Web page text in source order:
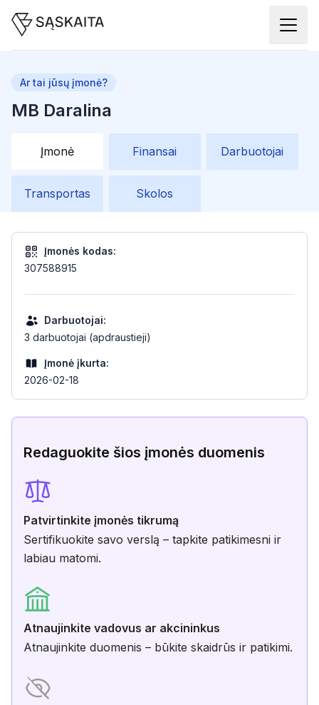
MB Daralina
Ar tai jūsų įmonė?
Įmonė Finansai Darbuotojai
Transportas Skolos
Įmonės kodas:
307588915
Darbuotojai:
3 darbuotojai (apdraustieji)
Įmonė įkurta:
2026-02-18
Redaguokite šios įmonės duomenis
Patvirtinkite įmonės tikrumą
Sertifikuokite savo verslą – tapkite patikimesni ir
labiau matomi.
Atnaujinkite vadovus ar akcininkus
Atnaujinkite duomenis – būkite skaidrūs ir patikimi.